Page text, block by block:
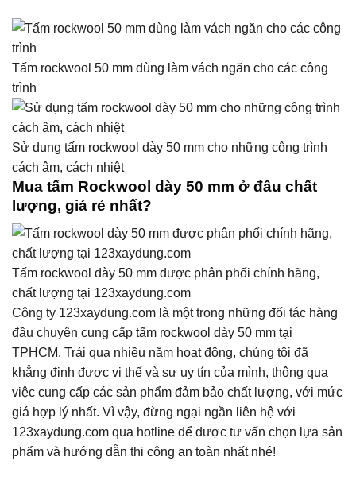
Tấm rockwool 50 mm dùng làm vách ngăn cho các công
trình
Sử dụng tấm rockwool dày 50 mm cho những công trình
cách âm, cách nhiệt
Mua tấm Rockwool dày 50 mm ở đâu chất
lượng, giá rẻ nhất?
Tấm rockwool dày 50 mm được phân phối chính hãng,
chất lượng tại 123xaydung.com
Công ty 123xaydung.com là một trong những đối tác hàng
đầu chuyên cung cấp tấm rockwool dày 50 mm tại
TPHCM. Trải qua nhiều năm hoạt động, chúng tôi đã
khẳng định được vị thế và sự uy tín của mình, thông qua
việc cung cấp các sản phẩm đảm bảo chất lượng, với mức
giá hợp lý nhất. Vì vậy, đừng ngại ngần liên hệ với
123xaydung.com qua hotline để được tư vấn chọn lựa sản
phẩm và hướng dẫn thi công an toàn nhất nhé!